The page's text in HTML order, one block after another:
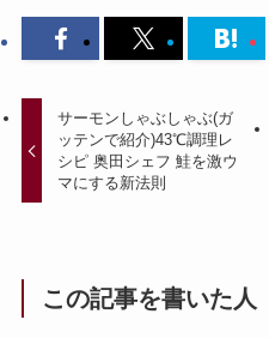
サーモンしゃぶしゃぶ(ガ
ッテンで紹介)43℃調理レ
シピ 奥田シェフ 鮭を激ウ
マにする新法則
この記事を書いた人